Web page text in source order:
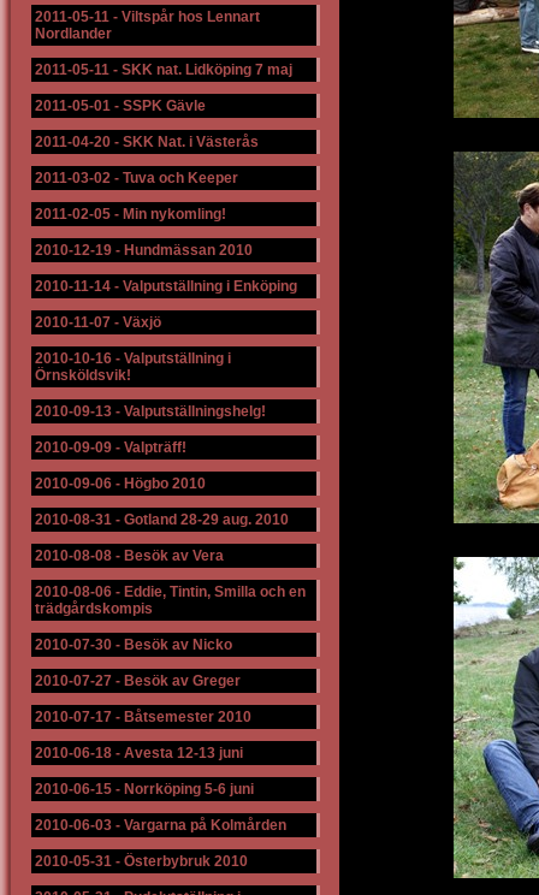
2011-05-11 - Viltspår hos Lennart
Nordlander
2011-05-11 - SKK nat. Lidköping 7 maj
2011-05-01 - SSPK Gävle
2011-04-20 - SKK Nat. i Västerås
2011-03-02 - Tuva och Keeper
2011-02-05 - Min nykomling!
2010-12-19 - Hundmässan 2010
2010-11-14 - Valputställning i Enköping
2010-11-07 - Växjö
2010-10-16 - Valputställning i
Örnsköldsvik!
2010-09-13 - Valputställningshelg!
2010-09-09 - Valpträff!
2010-09-06 - Högbo 2010
2010-08-31 - Gotland 28-29 aug. 2010
2010-08-08 - Besök av Vera
2010-08-06 - Eddie, Tintin, Smilla och en
trädgårdskompis
2010-07-30 - Besök av Nicko
2010-07-27 - Besök av Greger
2010-07-17 - Båtsemester 2010
2010-06-18 - Avesta 12-13 juni
2010-06-15 - Norrköping 5-6 juni
2010-06-03 - Vargarna på Kolmården
2010-05-31 - Österbybruk 2010